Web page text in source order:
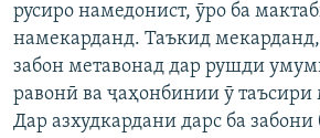
русиро намедонист, ӯро ба
намекарданд. Таъкид
забон метавонад дар рушди
равонӣ ва ҷаҳонбинии ӯ
Дар азхудкардани дарс ба забони